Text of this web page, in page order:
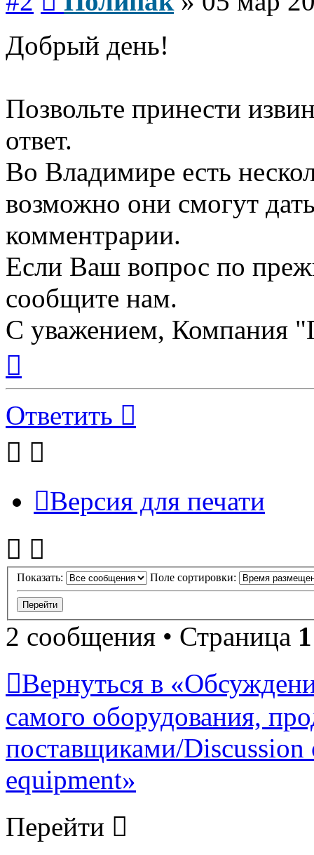
Добрый день!
Позвольте принести
ответ.
Во Владимире есть
возможно они смогут
комментрарии.
Если Ваш вопрос по
сообщите нам.
С уважением, Компания
началу
Ответить
Версия для печати
Показать: Поле сортировки:
2 сообщения • Страница 1
Вернуться в
самого оборудования,
поставщиками/Discussion
equipment»
Перейти